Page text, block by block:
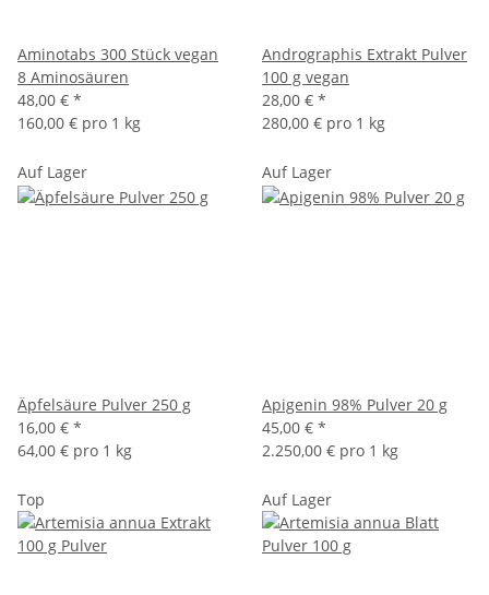
Aminotabs 300 Stück vegan
8 Aminosäuren
48,00 € *
160,00 € pro 1 kg
Andrographis Extrakt Pulver
100 g vegan
28,00 € *
280,00 € pro 1 kg
Auf Lager
Äpfelsäure Pulver 250 g
16,00 € *
64,00 € pro 1 kg
Auf Lager
Apigenin 98% Pulver 20 g
45,00 € *
2.250,00 € pro 1 kg
Top Auf Lager